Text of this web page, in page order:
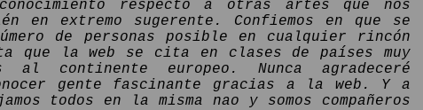
respecto a otras artes que nos
extremo sugerente. Confiemos en que se
de personas posible en cualquier rincón
que la web se cita en clases de países muy
europeo. Nunca agradeceré
gente fascinante gracias a la web. Y a
todos en la misma nao y somos compañeros